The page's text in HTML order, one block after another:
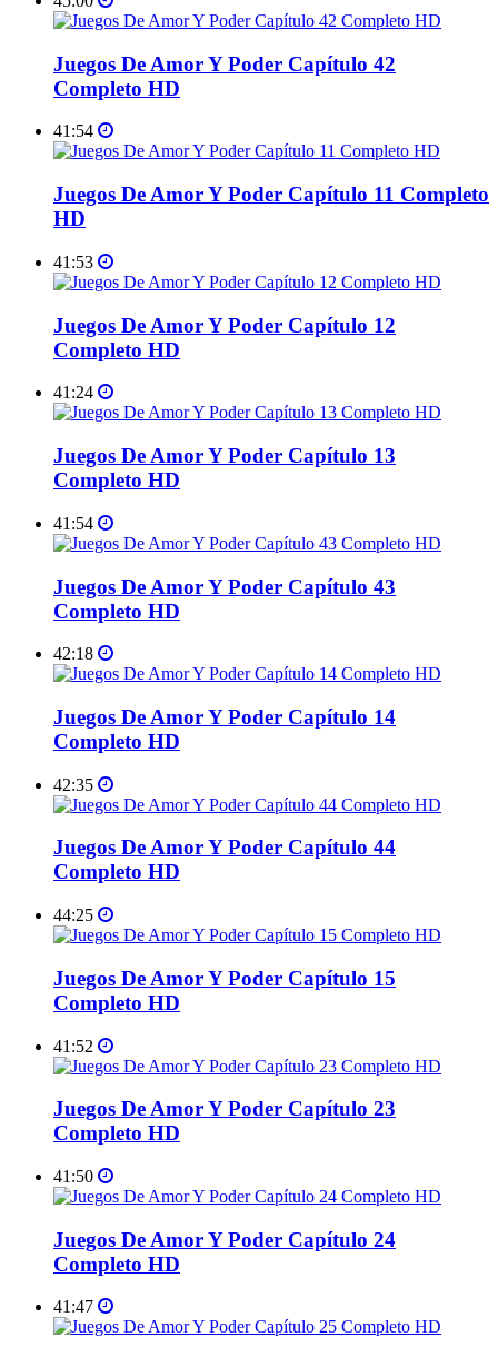
Juegos De Amor Y Poder Capítulo 42
Completo HD
41:54
Juegos De Amor Y Poder Capítulo 11 Completo
HD
41:53
Juegos De Amor Y Poder Capítulo 12
Completo HD
41:24
Juegos De Amor Y Poder Capítulo 13
Completo HD
41:54
Juegos De Amor Y Poder Capítulo 43
Completo HD
42:18
Juegos De Amor Y Poder Capítulo 14
Completo HD
42:35
Juegos De Amor Y Poder Capítulo 44
Completo HD
44:25
Juegos De Amor Y Poder Capítulo 15
Completo HD
41:52
Juegos De Amor Y Poder Capítulo 23
Completo HD
41:50
Juegos De Amor Y Poder Capítulo 24
Completo HD
41:47